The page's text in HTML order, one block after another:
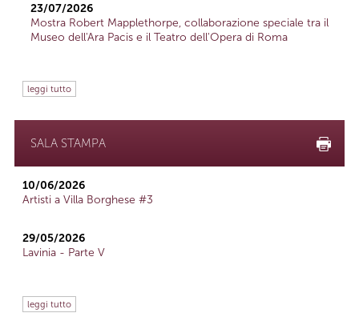
23/07/2026
Mostra Robert Mapplethorpe, collaborazione speciale tra il
Museo dell'Ara Pacis e il Teatro dell'Opera di Roma
leggi tutto
SALA STAMPA
10/06/2026
Artisti a Villa Borghese #3
29/05/2026
Lavinia - Parte V
leggi tutto